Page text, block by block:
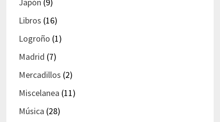
Japón (9)
Libros (16)
Logroño (1)
Madrid (7)
Mercadillos (2)
Miscelanea (11)
Música (28)